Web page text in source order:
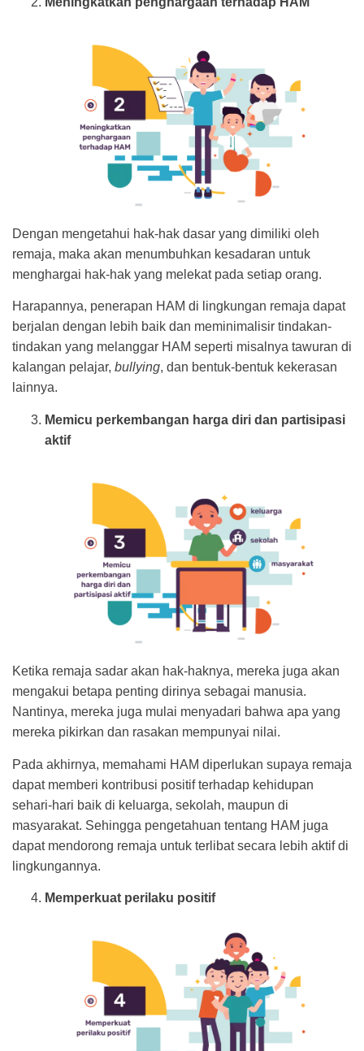
Dengan mengetahui hak-hak dasar yang dimiliki oleh
remaja, maka akan menumbuhkan kesadaran untuk
menghargai hak-hak yang melekat pada setiap orang.
Harapannya, penerapan HAM di lingkungan remaja dapat
berjalan dengan lebih baik dan meminimalisir tindakan-
tindakan yang melanggar HAM seperti misalnya tawuran di
kalangan pelajar, bullying, dan bentuk-bentuk kekerasan
lainnya.
Memicu perkembangan harga diri dan partisipasi
aktif
Ketika remaja sadar akan hak-haknya, mereka juga akan
mengakui betapa penting dirinya sebagai manusia.
Nantinya, mereka juga mulai menyadari bahwa apa yang
mereka pikirkan dan rasakan mempunyai nilai.
Pada akhirnya, memahami HAM diperlukan supaya remaja
dapat memberi kontribusi positif terhadap kehidupan
sehari-hari baik di keluarga, sekolah, maupun di
masyarakat. Sehingga pengetahuan tentang HAM juga
dapat mendorong remaja untuk terlibat secara lebih aktif di
lingkungannya.
Memperkuat perilaku positif